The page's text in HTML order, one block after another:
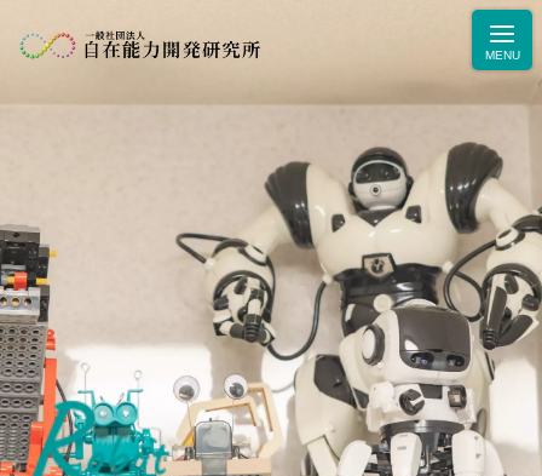
Robot
ニュース
学力・人間力向上のためのブログ